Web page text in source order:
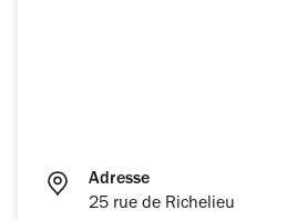
Adresse
25 rue de Richelieu